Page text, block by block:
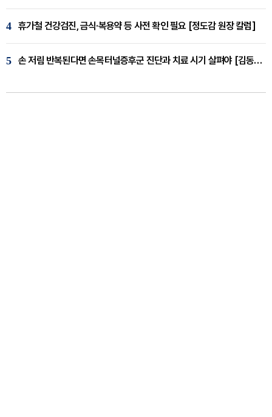
4 휴가철 건강검진, 금식·복용약 등 사전 확인 필요 [정도감 원장 칼럼]
5 손 저림 반복된다면 손목터널증후군 진단과 치료 시기 살펴야 [김동현 원장 칼럼]